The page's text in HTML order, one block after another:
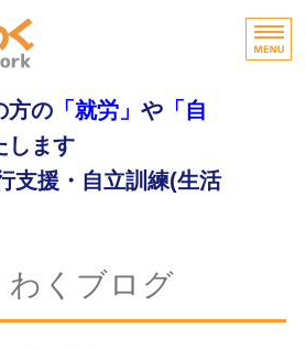
方の「就労」 や「自
します
支援・自立訓練(生活
わくブログ